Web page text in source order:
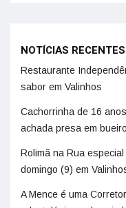
NOTÍCIAS RECENTES
Restaurante
sabor em Valinhos
Cachorrinha de 16
achada presa em bueiro
Rolimã na Rua
domingo (9) em
A Mence é uma